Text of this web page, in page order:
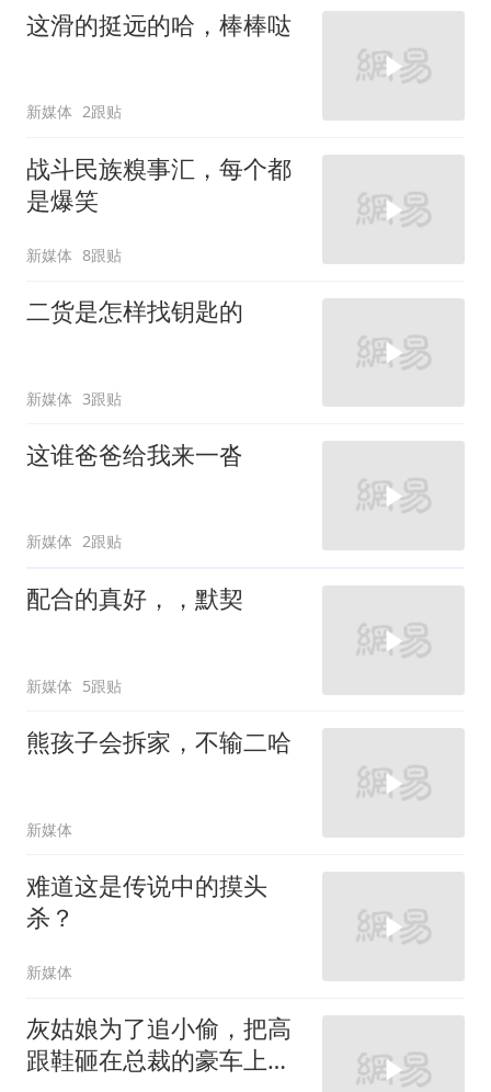
这滑的挺远的哈，棒棒哒
新媒体 2跟贴
战斗民族糗事汇，每个都
是爆笑
新媒体 8跟贴
二货是怎样找钥匙的
新媒体 3跟贴
这谁爸爸给我来一沓
新媒体 2跟贴
配合的真好，，默契
新媒体 5跟贴
熊孩子会拆家，不输二哈
新媒体
难道这是传说中的摸头
杀？
新媒体
灰姑娘为了追小偷，把高
跟鞋砸在总裁的豪车上，